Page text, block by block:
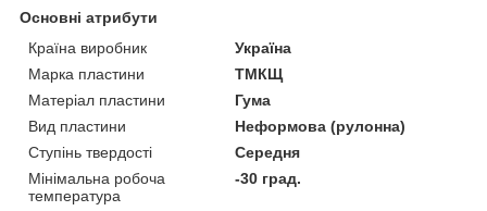
Основні атрибути
Країна виробник
Україна
Марка пластини
ТМКЩ
Матеріал пластини
Гума
Вид пластини
Неформова (рулонна)
Ступінь твердості
Середня
Мінімальна робоча
температура
-30 град.